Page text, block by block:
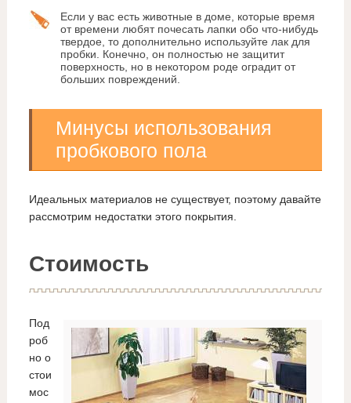
Если у вас есть животные в доме, которые время
от времени любят почесать лапки обо что-нибудь
твердое, то дополнительно используйте лак для
пробки. Конечно, он полностью не защитит
поверхность, но в некотором роде оградит от
больших повреждений.
Минусы использования
пробкового пола
Идеальных материалов не существует, поэтому давайте
рассмотрим недостатки этого покрытия.
Стоимость
Под
роб
но о
стои
мос